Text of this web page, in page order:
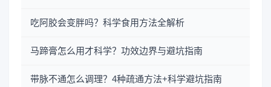
吃阿胶会变胖吗？科学食用方法全解析
马蹄膏怎么用才科学？功效边界与避坑指南
带脉不通怎么调理？4种疏通方法+科学避坑指南